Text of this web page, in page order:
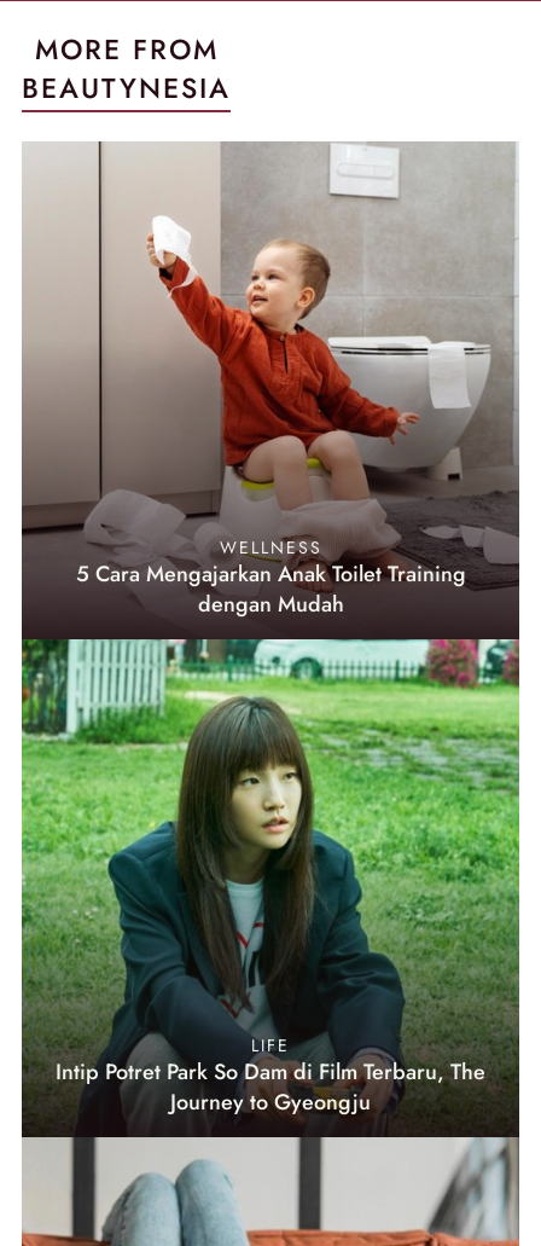
MORE FROM
BEAUTYNESIA
WELLNESS
5 Cara Mengajarkan Anak Toilet Training
dengan Mudah
LIFE
Intip Potret Park So Dam di Film Terbaru, The
Journey to Gyeongju